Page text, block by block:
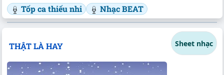
Tốp ca thiếu nhi Nhạc BEAT
THẬT LÀ HAY Sheet nhạc